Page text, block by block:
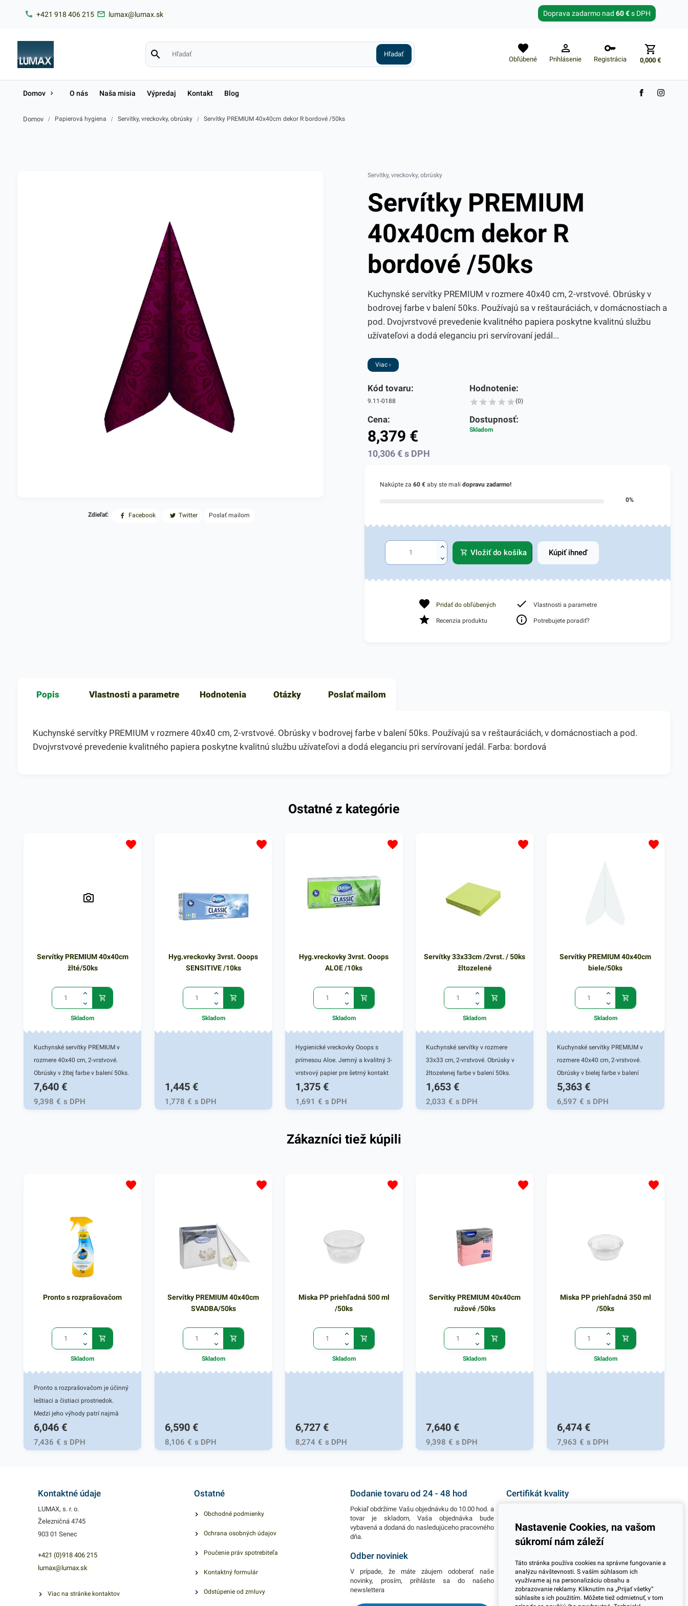
+421 918 406 215 lumax@lumax.sk Doprava zadarmo nad 60 €s DPH
Obľúbené Prihlásenie Registrácia 0,000€
Zabudnuté heslo?
Domov O nás Naša misia Výpredaj Kontakt Blog
Domov / Papierová hygiena / Servítky, vreckovky, obrúsky / Servítky PREMIUM 40x40cm dekor R bordové /50ks
Zdieľať: Facebook Twitter Poslať mailom
Servítky, vreckovky, obrúsky
Servítky PREMIUM
40x40cm dekor R
bordové /50ks
Kuchynské servítky PREMIUM v rozmere 40x40 cm, 2-vrstvové. Obrúsky v
bodrovej farbe v balení 50ks. Používajú sa v reštauráciách, v domácnostiach a
pod. Dvojvrstvové prevedenie kvalitného papiera poskytne kvalitnú službu
užívateľovi a dodá eleganciu pri servírovaní jedál...
Viac ›
Kód tovaru:
9.11-0188
Hodnotenie:
(0)
Cena:
8,379 €
10,306€s DPH
Dostupnosť:
Skladom
Nakúpte za 60 €aby ste mali dopravu zadarmo!
0%
Vložiť do košíka Kúpiť ihneď
Pridať do obľúbených Vlastnosti a parametre
Recenzia produktu Potrebujete poradiť?
Popis Vlastnosti a parametre Hodnotenia Otázky Poslať mailom
Kuchynské servítky PREMIUM v rozmere 40x40 cm, 2-vrstvové. Obrúsky v bodrovej farbe v balení 50ks. Používajú sa v reštauráciách, v domácnostiach a pod.
Dvojvrstvové prevedenie kvalitného papiera poskytne kvalitnú službu užívateľovi a dodá eleganciu pri servírovaní jedál. Farba: bordová
Ostatné z kategórie
Servítky PREMIUM 40x40cm
žlté/50ks
Skladom
Kuchynské servítky PREMIUM v
rozmere 40x40 cm, 2-vrstvové.
Obrúsky v žltej farbe v balení 50ks.
Používajú sa v reštauráciách, v
domácnostiach a pod.
Dvojvrstvové prevedenie kvalitného
7,640 €
9,398 € s DPH
Hyg.vreckovky 3vrst. Ooops
SENSITIVE /10ks
Skladom
1,445 €
1,778 € s DPH
Hyg.vreckovky 3vrst. Ooops
ALOE /10ks
Skladom
Hygienické vreckovky Ooops s
prímesou Aloe. Jemný a kvalitný 3-
vrstvový papier pre šetrný kontakt
s pokožkou. Balené po 10 ks.
1,375 €
1,691 € s DPH
Servítky 33x33cm /2vrst. / 50ks
žltozelené
Skladom
Kuchynské servítky v rozmere
33x33 cm, 2-vrstvové. Obrúsky v
žltozelenej farbe v balení 50ks.
Používajú sa v reštauráciách, v
domácnostiach a pod.
Dvojvrstvové prevedenie kvalitného
1,653 €
2,033 € s DPH
Servítky PREMIUM 40x40cm
biele/50ks
Skladom
Kuchynské servítky PREMIUM v
rozmere 40x40 cm, 2-vrstvové.
Obrúsky v bielej farbe v balení
50ks. Používajú sa v
reštauráciách, v domácnostiach a
pod. Dvojvrstvové prevedenie
5,363 €
6,597 € s DPH
Zákazníci tiež kúpili
Pronto s rozprašovačom
Skladom
Pronto s rozprašovačom je účinný
leštiaci a čistiaci prostriedok.
Medzi jeho výhody patrí najmä
vlastnosť, že ho možno použiť na
rôzne druhy hladkých povrchov
ako sklo, drevo, kameň, elektronika
opätovnému usadzovaniu prachu.
jednoduché a rýchle použitie.
Vylepšite čistenie rôznych
práci praktickým Pronto
6,046 €
7,436 € s DPH
Servítky PREMIUM 40x40cm
SVADBA/50ks
Skladom
6,590 €
8,106 € s DPH
Miska PP priehľadná 500 ml
/50ks
Skladom
6,727 €
8,274 € s DPH
Servítky PREMIUM 40x40cm
ružové /50ks
Skladom
7,640 €
9,398 € s DPH
Miska PP priehľadná 350 ml
/50ks
Skladom
6,474 €
7,963 € s DPH
Kontaktné údaje
LUMAX, s. r. o.
Železničná 4745
903 01 Senec
+421 (0)918 406 215
lumax@lumax.sk
Viac na stránke kontaktov
Ostatné
Obchodné podmienky
Ochrana osobných údajov
Poučenie práv spotrebiteľa
Kontaktný formulár
Odstúpenie od zmluvy
Dodanie tovaru od 24 - 48 hod
Pokiaľ obdržíme Vašu objednávku do 10.00 hod. a
tovar je skladom, Vaša objednávka bude
vybavená a dodaná do nasledujúceho pracovného
dňa.
Odber noviniek
V prípade, že máte záujem odoberať naše
novinky, prosím, prihláste sa do našeho
newslettera
Certifikát kvality
jeden z dôležitých ukazovateľov zodpovedného
podnikania.
Potrebujete viac informácií ohľadom pravidelnej
dlhodobej spolupráce pri odberoch? Prosím
skontaktujte sa s naším obchodným tímom a
dohodnite si stretnutie kdekoľvek na Slovensku.
Nastavenie Cookies, na vašom
súkromí nám záleží
Táto stránka používa cookies na správne fungovanie a
analýzu návštevnosti. S vaším súhlasom ich
využívame aj na personalizáciu obsahu a
zobrazovanie reklamy. Kliknutím na „Prijať všetky“
súhlasíte s ich použitím. Môžete tiež odmietnuť, v tom